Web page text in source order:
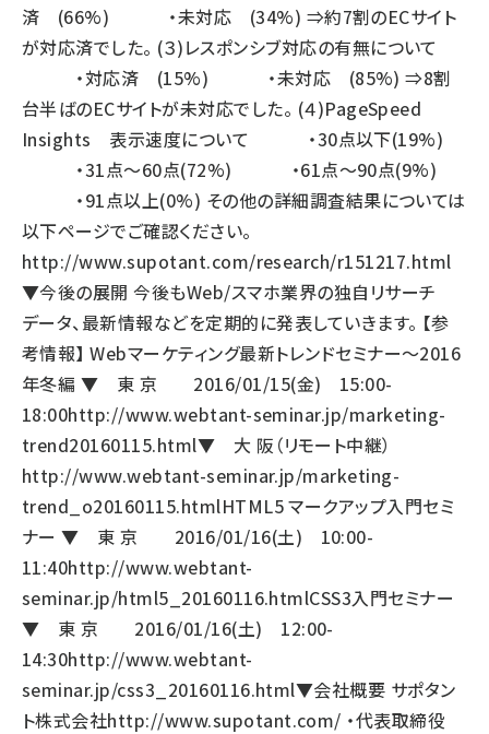
済 (66%) ・未対応 (34%) ⇒約7割のECサイト
が対応済でした。 (３)レスポンシブ対応の有無について
・対応済 (15%) ・未対応 (85%) ⇒8割
台半ばのECサイトが未対応でした。 (４)PageSpeed
Insights 表示速度について ・30点以下(19%)
・31点～60点(72%) ・61点～90点(9%)
・91点以上(0%) その他の詳細調査結果については
以下ページでご確認ください。
http://www.supotant.com/research/r151217.html
▼今後の展開 今後もWeb/スマホ業界の独自リサーチ
データ、最新情報などを定期的に発表していきます。 【参
考情報】 Webマーケティング最新トレンドセミナー～2016
年冬編 ▼ 東 京 2016/01/15(金) 15:00-
18:00http://www.webtant-seminar.jp/marketing-
trend20160115.html▼ 大 阪（リモート中継）
http://www.webtant-seminar.jp/marketing-
trend_o20160115.htmlHTML5 マークアップ入門セミ
ナー ▼ 東 京 2016/01/16(土) 10:00-
11:40http://www.webtant-
seminar.jp/html5_20160116.htmlCSS3入門セミナー
▼ 東 京 2016/01/16(土) 12:00-
14:30http://www.webtant-
seminar.jp/css3_20160116.html▼会社概要 サポタン
ト株式会社http://www.supotant.com/ ・代表取締役